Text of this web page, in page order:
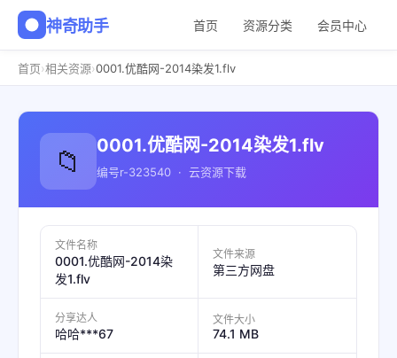
神奇助手 首页 资源分类 会员中心
首页›相关资源›0001.优酷网-2014染发1.flv
📁 0001.优酷网-2014染发1.flv
编号r-323540 · 云资源下载
文件名称
0001.优酷网-2014染
发1.flv
文件来源
第三方网盘
分享达人
哈哈***67
文件大小
74.1 MB